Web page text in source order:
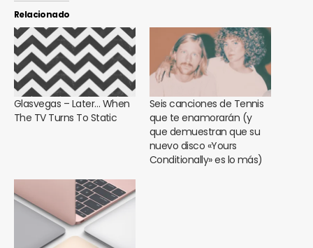
Relacionado
Glasvegas – Later… When
The TV Turns To Static
Seis canciones de Tennis
que te enamorarán (y
que demuestran que su
nuevo disco «Yours
Conditionally» es lo más)